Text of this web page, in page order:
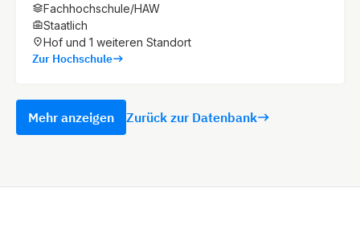
Fachhochschule/HAW
Staatlich
Hof und 1 weiteren Standort
Zur Hochschule
Mehr anzeigen Zurück zur Datenbank